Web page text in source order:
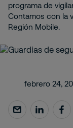
programa de
Contamos con la
Región Mobile.
febrero 24,